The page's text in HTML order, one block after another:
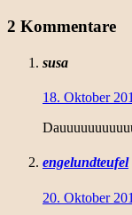
2 Kommentare
susa
18. Oktober
engelundteufel
20. Oktober